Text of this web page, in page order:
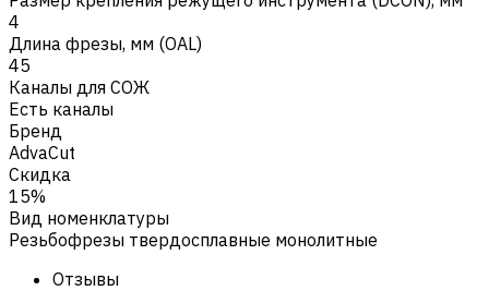
4
Длина фрезы, мм (OAL)
45
Каналы для СОЖ
Есть каналы
Бренд
AdvaCut
Скидка
15%
Вид номенклатуры
Резьбофрезы твердосплавные монолитные
Отзывы